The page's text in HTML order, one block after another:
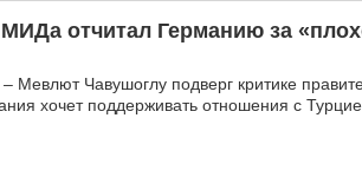
МИДа отчитал Германию за
Мевлют Чавушоглу подверг критике
хочет поддерживать отношения с